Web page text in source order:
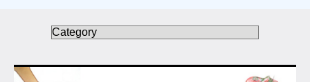
インストラクター一覧
FAQ / お問い合わせ